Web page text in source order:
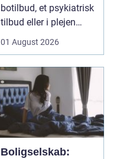
botilbud, et psykiatrisk
tilbud eller i plejen
01 August 2026
Boligselskab: